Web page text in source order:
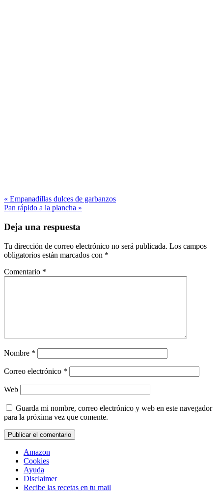
« Empanadillas dulces de garbanzos
Pan rápido a la plancha »
Deja una respuesta
Tu dirección de correo electrónico no será publicada. Los campos
obligatorios están marcados con *
Comentario *
Nombre *
Correo electrónico *
Web
Guarda mi nombre, correo electrónico y web en este navegador
para la próxima vez que comente.
Amazon
Cookies
Ayuda
Disclaimer
Recibe las recetas en tu mail